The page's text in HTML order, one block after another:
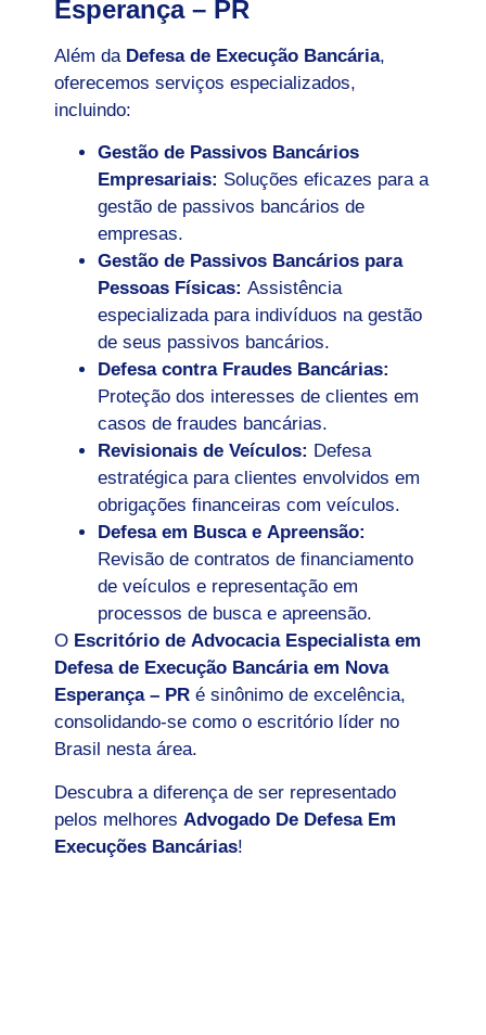
Esperança – PR
Além da Defesa de Execução Bancária,
oferecemos serviços especializados,
incluindo:
Gestão de Passivos Bancários
Empresariais: Soluções eficazes para a
gestão de passivos bancários de
empresas.
Gestão de Passivos Bancários para
Pessoas Físicas: Assistência
especializada para indivíduos na gestão
de seus passivos bancários.
Defesa contra Fraudes Bancárias:
Proteção dos interesses de clientes em
casos de fraudes bancárias.
Revisionais de Veículos: Defesa
estratégica para clientes envolvidos em
obrigações financeiras com veículos.
Defesa em Busca e Apreensão:
Revisão de contratos de financiamento
de veículos e representação em
processos de busca e apreensão.
O Escritório de Advocacia Especialista em
Defesa de Execução Bancária em Nova
Esperança – PR é sinônimo de excelência,
consolidando-se como o escritório líder no
Brasil nesta área.
Descubra a diferença de ser representado
pelos melhores Advogado De Defesa Em
Execuções Bancárias!